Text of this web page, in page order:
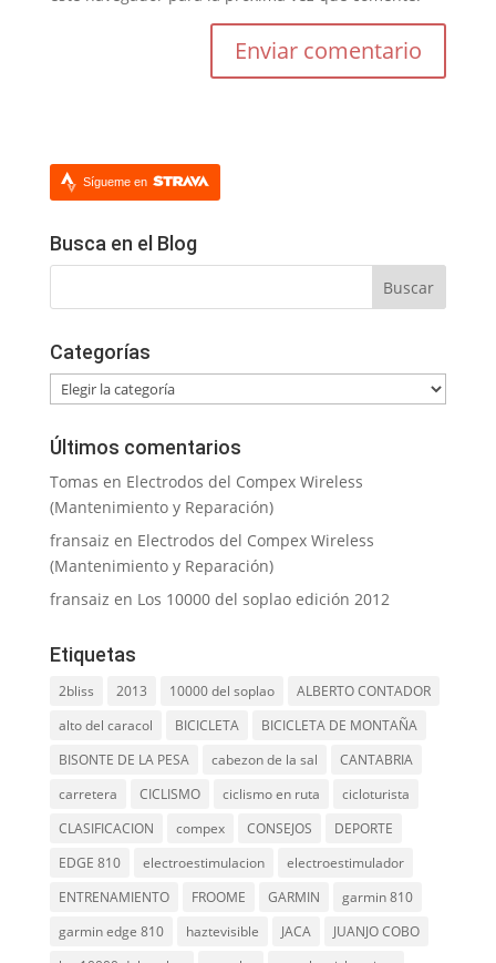
Sígueme en
Busca en el Blog
Categorías
Categorías
Últimos comentarios
Tomas en Electrodos del Compex Wireless
(Mantenimiento y Reparación)
fransaiz en Electrodos del Compex Wireless
(Mantenimiento y Reparación)
fransaiz en Los 10000 del soplao edición 2012
Etiquetas
2bliss 2013 10000 del soplao
ALBERTO CONTADOR
alto del caracol
BICICLETA
BICICLETA DE MONTAÑA
BISONTE DE LA PESA
cabezon de la sal
CANTABRIA
carretera
CICLISMO ciclismo en ruta
cicloturista
CLASIFICACION
compex CONSEJOS
DEPORTE
EDGE 810
electroestimulacion
electroestimulador
ENTRENAMIENTO
FROOME GARMIN
garmin 810
garmin edge 810
haztevisible JACA
JUANJO COBO